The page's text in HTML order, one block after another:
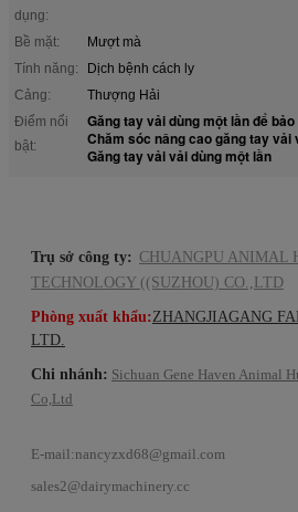
dụng:
Bề mặt:
Mượt mà
Tính năng:
Dịch bệnh cách ly
Cảng:
Thượng Hải
Điểm nổi
bật:
Găng tay vải dùng một lần để
Chăm sóc nâng cao găng tay vải
Găng tay vải vải dùng một lần
Trụ sở công ty: CHUANGPU ANIMAL
TECHNOLOGY ((SUZHOU) CO.,LTD
Phòng xuất khẩu:ZHANGJIAGANG
LTD.
Chi nhánh: Sichuan Gene Haven Animal
Co,Ltd
E-mail: nancyzxd68@gmail.com
sales2@dairymachinery.cc